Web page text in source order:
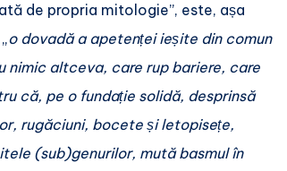
de propria mitologie”, este, așa
o dovadă a apetenței ieșite din comun
nimic altceva, care rup bariere, care
că, pe o fundație solidă, desprinsă
rugăciuni, bocete și letopisețe,
(sub)genurilor, mută basmul în